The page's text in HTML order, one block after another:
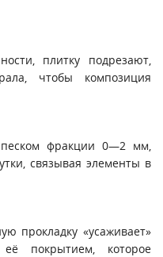
плитку подрезают,
чтобы композиция
песком фракции 0—2 мм,
связывая элементы в
прокладку «усаживает»
её покрытием, которое